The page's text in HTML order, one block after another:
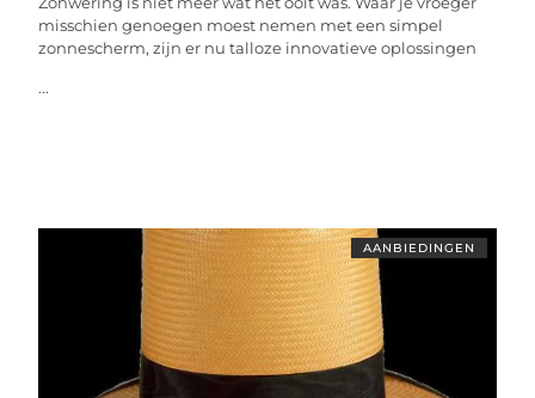
misschien genoegen moest nemen met een simpel
zonnescherm, zijn er nu talloze innovatieve oplossingen
...
AANBIEDINGEN